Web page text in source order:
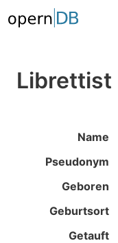
Librettist
Name
Pseudonym
Geboren
Geburtsort
Getauft